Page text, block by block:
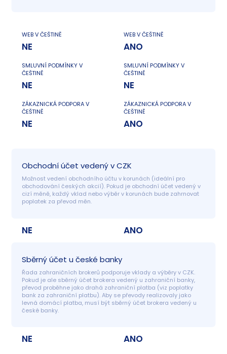
WEB V ČEŠTINĚ
NE
SMLUVNÍ PODMÍNKY V
ČEŠTINĚ
NE
ZÁKAZNICKÁ PODPORA V
ČEŠTINĚ
NE
WEB V ČEŠTINĚ
ANO
SMLUVNÍ PODMÍNKY V
ČEŠTINĚ
NE
ZÁKAZNICKÁ PODPORA V
ČEŠTINĚ
ANO
Obchodní účet vedený v CZK
Možnost vedení obchodního účtu v korunách (ideální pro
obchodování českých akcií). Pokud je obchodní účet vedený v
cizí měně, každý vklad nebo výběr v korunách bude zahrnovat
poplatek za převod měn.
NE ANO
Sběrný účet u české banky
Řada zahraničních brokerů podporuje vklady a výběry v CZK.
Pokud je ale sběrný účet brokera vedený u zahraniční banky,
převod proběhne jako drahá zahraniční platba (viz poplatky
bank za zahraniční platbu). Aby se převody realizovaly jako
levná domácí platba, musí být sběrný účet brokera vedený u
české banky.
NE ANO